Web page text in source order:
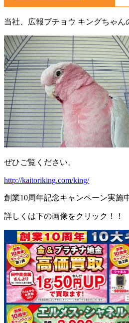
当社、広報ブチョウ キングちゃん
ぜひご覧ください。
http://kaitoriking.com/king/
創業10周年記念キャンペーン実施
詳しくは下の画像をクリック！！